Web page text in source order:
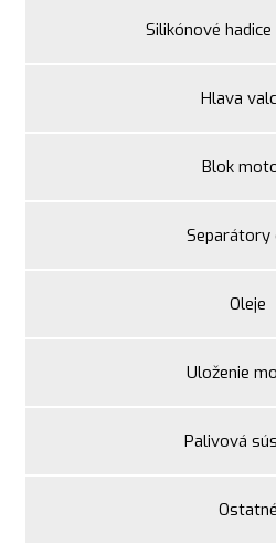
Silikónové
Hlava
Blok
Separátory
Oleje
Uloženie
Palivová
Ostatné